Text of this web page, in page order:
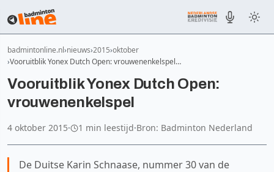
badmintonline.nl nieuws 2015 oktober
Vooruitblik Yonex Dutch Open: vrouwenenkelspel…
Vooruitblik Yonex Dutch Open:
vrouwenenkelspel
4 oktober 2015· 1 min leestijd·Bron: Badminton Nederland
De Duitse Karin Schnaase, nummer 30 van de